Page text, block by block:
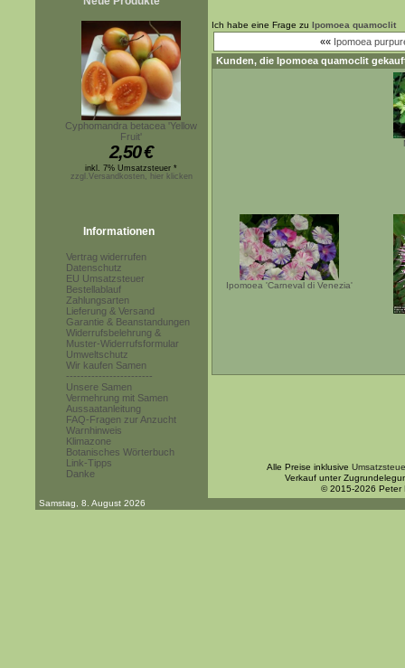
Cyphomandra betacea 'Yellow
Fruit'
2,50€
inkl. 7% Umsatzsteuer *
zzgl.Versandkosten, hier klicken
Informationen
Vertrag widerrufen
Datenschutz
EU Umsatzsteuer
Bestellablauf
Zahlungsarten
Lieferung & Versand
Garantie & Beanstandungen
Widerrufsbelehrung &
Muster-Widerrufsformular
Umweltschutz
Wir kaufen Samen
------------------------
Unsere Samen
Vermehrung mit Samen
Aussaatanleitung
FAQ-Fragen zur Anzucht
Warnhinweis
Klimazone
Botanisches Wörterbuch
Link-Tipps
Danke
Ich habe eine Frage zu Ipomoea quamoclit
«« Ipomoea
Kunden, die Ipomoea quamoclit
Ipomoea 'Carneval di Venezia'
Alle Preise inklusive
Verkauf unter
© 2015-2026 Peter
Samstag, 8. August 2026